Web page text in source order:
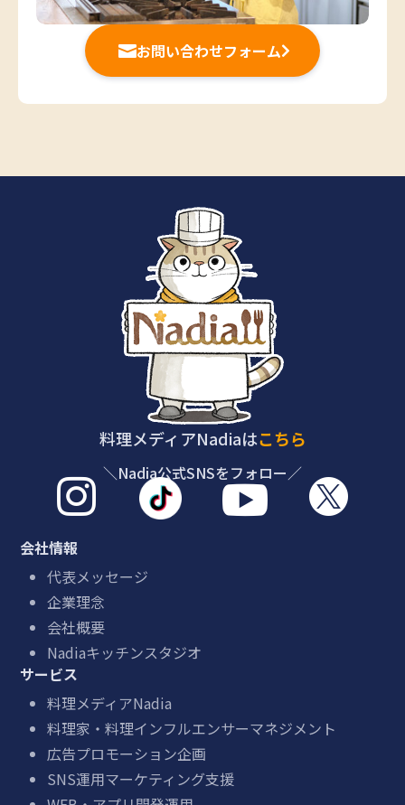
お問い合わせフォーム
料理メディアNadiaはこちら
＼Nadia公式SNSをフォロー／
  
会社情報
代表メッセージ
企業理念
会社概要
Nadiaキッチンスタジオ
サービス
料理メディアNadia
料理家・料理インフルエンサーマネジメント
広告プロモーション企画
SNS運用マーケティング支援